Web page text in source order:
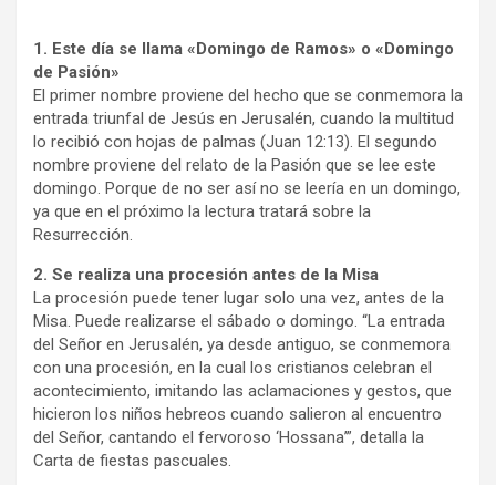
1. Este día se llama «Domingo de Ramos» o «Domingo
de Pasión»
El primer nombre proviene del hecho que se conmemora la
entrada triunfal de Jesús en Jerusalén, cuando la multitud
lo recibió con hojas de palmas (Juan 12:13). El segundo
nombre proviene del relato de la Pasión que se lee este
domingo. Porque de no ser así no se leería en un domingo,
ya que en el próximo la lectura tratará sobre la
Resurrección.
2. Se realiza una procesión antes de la Misa
La procesión puede tener lugar solo una vez, antes de la
Misa. Puede realizarse el sábado o domingo. “La entrada
del Señor en Jerusalén, ya desde antiguo, se conmemora
con una procesión, en la cual los cristianos celebran el
acontecimiento, imitando las aclamaciones y gestos, que
hicieron los niños hebreos cuando salieron al encuentro
del Señor, cantando el fervoroso ‘Hossana’”, detalla la
Carta de fiestas pascuales.